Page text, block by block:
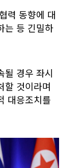
력 동향에 대
는 등 긴밀하
될 경우 좌시
할 것이라며
대응조치를